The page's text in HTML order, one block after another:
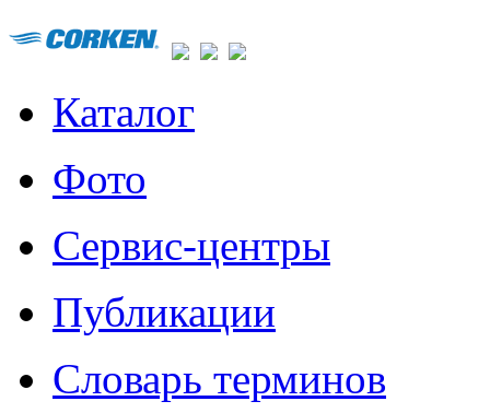
Каталог
Фото
Сервис-центры
Публикации
Словарь терминов